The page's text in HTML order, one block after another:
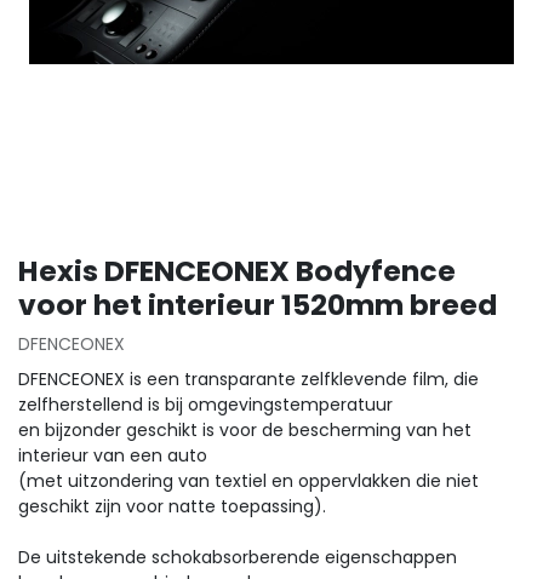
Hexis DFENCEONEX Bodyfence
voor het interieur 1520mm breed
DFENCEONEX
DFENCEONEX is een transparante zelfklevende film, die
zelfherstellend is bij omgevingstemperatuur
en bijzonder geschikt is voor de bescherming van het
interieur van een auto
(met uitzondering van textiel en oppervlakken die niet
geschikt zijn voor natte toepassing).
De uitstekende schokabsorberende eigenschappen